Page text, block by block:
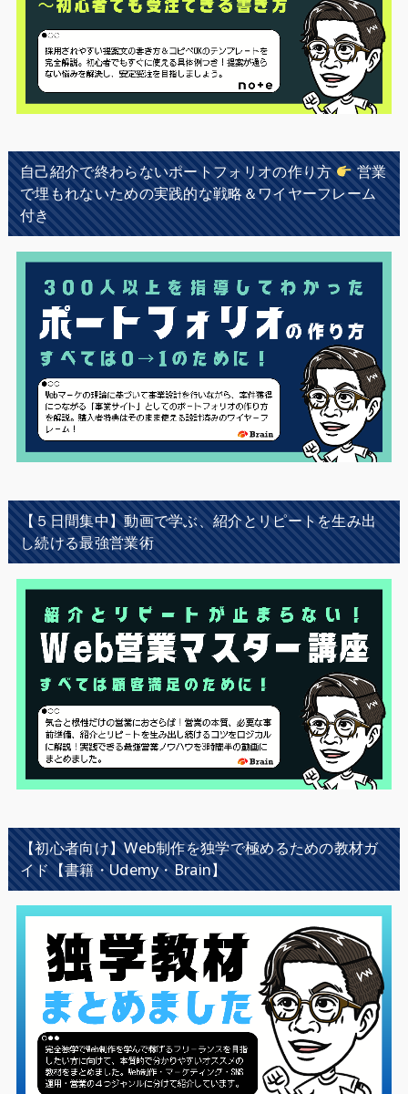
自己紹介で終わらないポートフォリオの作り方
営業
で埋もれないための実践的な戦略＆ワイヤーフレーム
付き
【５日間集中】動画で学ぶ、紹介とリピートを生み出
し続ける最強営業術
【初心者向け】Web制作を独学で極めるための教材ガ
イド【書籍・Udemy・Brain】